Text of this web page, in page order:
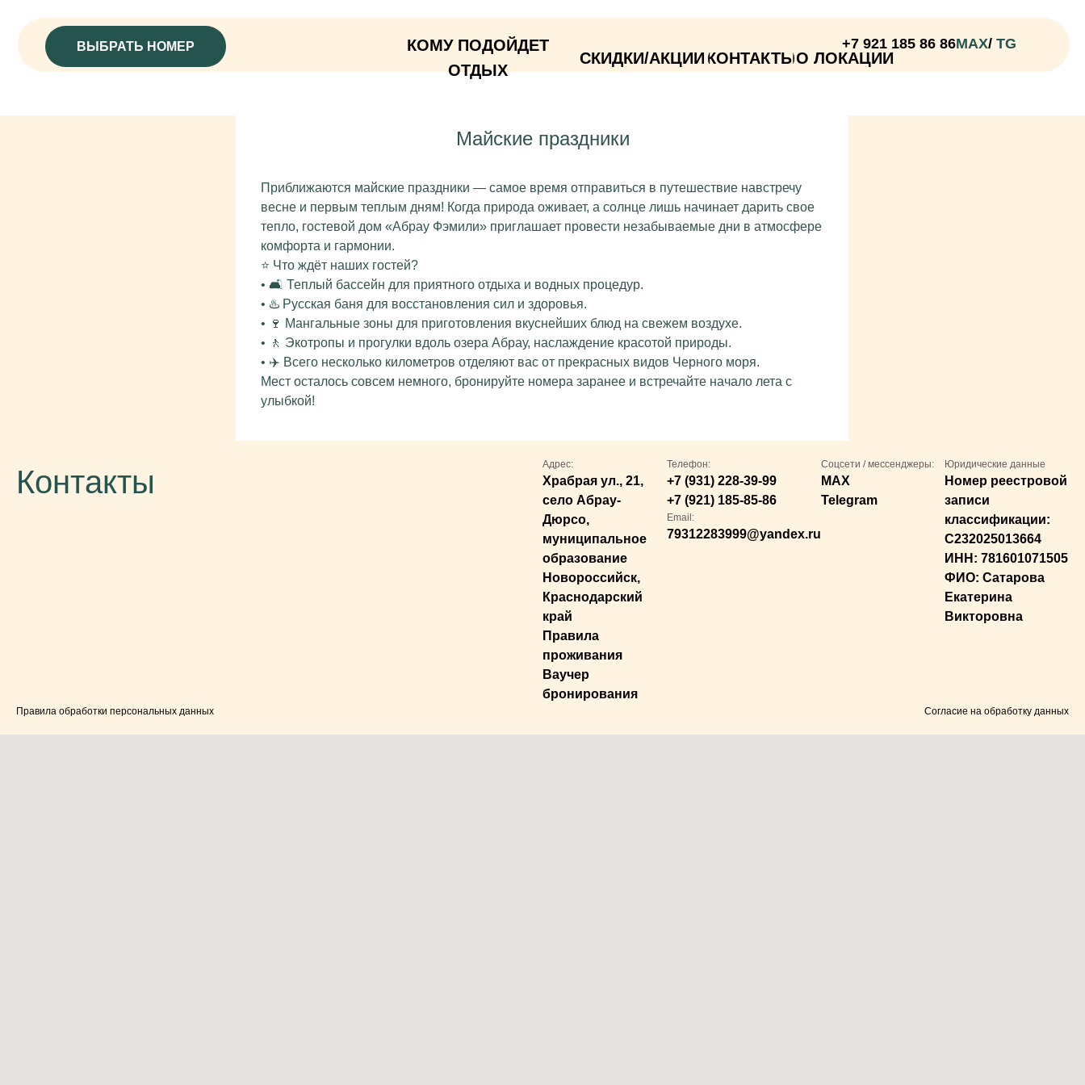
ВЫБРАТЬ НОМЕР +7 921 185 86 86MAX/ TG
КОМУ ПОДОЙДЕТ
ОТДЫХ
СКИДКИ/АКЦИИКОНТАКТЫО ЛОКАЦИИ
Вернуться назад
Майские праздники
Приближаются майские праздники — самое время отправиться в путешествие навстречу
весне и первым теплым дням! Когда природа оживает, а солнце лишь начинает дарить свое
тепло, гостевой дом «Абрау Фэмили» приглашает провести незабываемые дни в атмосфере
комфорта и гармонии.
⭐ Что ждёт наших гостей?
• 🛋️ Теплый бассейн для приятного отдыха и водных процедур.
• ♨️ Русская баня для восстановления сил и здоровья.
• 🍷 Мангальные зоны для приготовления вкуснейших блюд на свежем воздухе.
• 🚶 Экотропы и прогулки вдоль озера Абрау, наслаждение красотой природы.
• ✈️ Всего несколько километров отделяют вас от прекрасных видов Черного моря.
Мест осталось совсем немного, бронируйте номера заранее и встречайте начало лета с
улыбкой!
Контакты Адрес:
Храбрая ул., 21,
село Абрау-
Дюрсо,
муниципальное
образование
Новороссийск,
Краснодарский
край
Правила
проживания
Ваучер
бронирования
Телефон:
+7 (931) 228-39-99
+7 (921) 185-85-86
Email:
79312283999@yandex.ru
Соцсети / мессенджеры:
MAX
Telegram
Юридические данные
Номер реестровой
записи
классификации:
С232025013664
ИНН: 781601071505
ФИО: Сатарова
Екатерина
Викторовна
Правила обработки персональных данных Cогласие на обработку данных